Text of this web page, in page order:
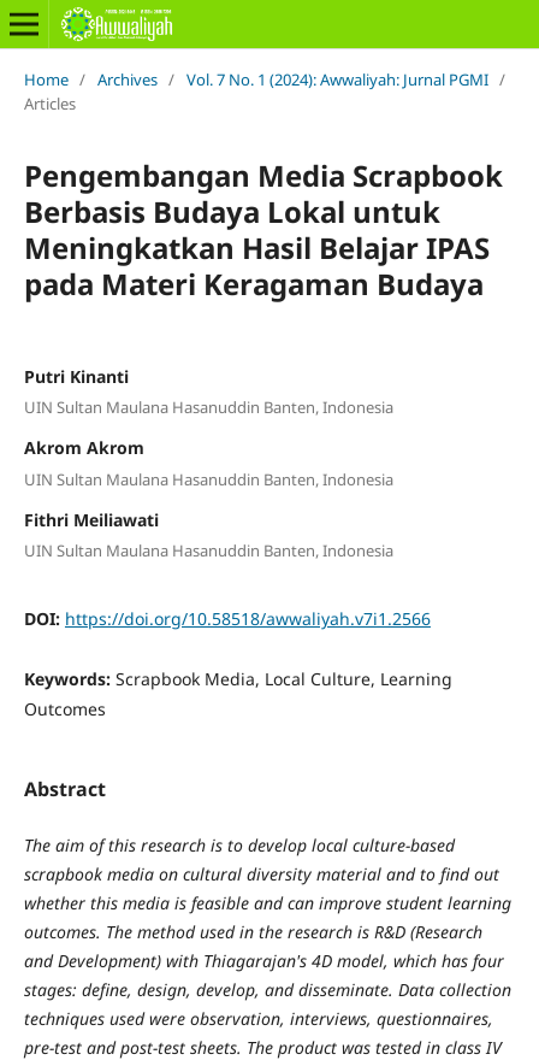
Home / Archives / Vol. 7 No. 1 (2024): Awwaliyah: Jurnal PGMI /
Articles
Pengembangan Media Scrapbook
Berbasis Budaya Lokal untuk
Meningkatkan Hasil Belajar IPAS
pada Materi Keragaman Budaya
Putri Kinanti
UIN Sultan Maulana Hasanuddin Banten, Indonesia
Akrom Akrom
UIN Sultan Maulana Hasanuddin Banten, Indonesia
Fithri Meiliawati
UIN Sultan Maulana Hasanuddin Banten, Indonesia
DOI: https://doi.org/10.58518/awwaliyah.v7i1.2566
Keywords: Scrapbook Media, Local Culture, Learning
Outcomes
Abstract
The aim of this research is to develop local culture-based
scrapbook media on cultural diversity material and to find out
whether this media is feasible and can improve student learning
outcomes. The method used in the research is R&D (Research
and Development) with Thiagarajan's 4D model, which has four
stages: define, design, develop, and disseminate. Data collection
techniques used were observation, interviews, questionnaires,
pre-test and post-test sheets. The product was tested in class IV